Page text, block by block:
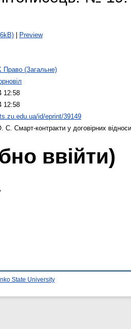
| Preview
Право (Загальне)
12:58
12:58
id/eprint/39149
С. Смарт-контракти у договірних
ввійти)
State University